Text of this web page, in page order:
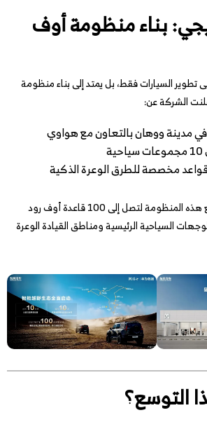
بناء منظومة أوف
السيارات فقط، بل يمتد إلى بناء منظومة
الشركة عن:
مدينة ووهان بالتعاون مع هواوي
وتهدف العلامة إلى توسيع هذه المنظومة لتصل إلى 100 قاعدة أوف رود
تغطي الوجهات السياحية الرئيسية ومناطق القيادة الوعرة
التوسع؟